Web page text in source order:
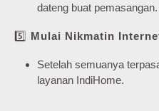
dateng buat pemasangan.
5️⃣ Mulai Nikmatin
Setelah semuanya
layanan IndiHome.